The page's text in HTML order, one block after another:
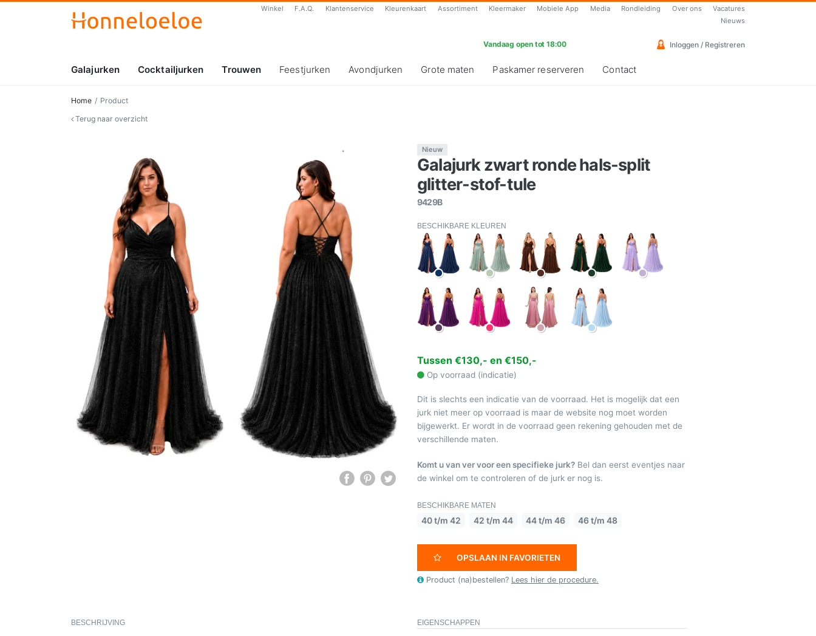
Winkel F.A.Q. Klantenservice Kleurenkaart Assortiment Kleermaker Mobiele App Media Rondleiding Over ons
Vacatures
Nieuws
Vandaag open tot 18:00 Inloggen / Registreren
Galajurken Cocktailjurken Trouwen Feestjurken Avondjurken Grote maten Paskamer reserveren Contact
Home
Product
Terug naar overzicht
Nieuw
Galajurk zwart ronde hals-split
glitter-stof-tule
9429B
BESCHIKBARE KLEUREN
Tussen €130,- en €150,-
Op voorraad (indicatie)
Dit is slechts een indicatie van de voorraad. Het is mogelijk dat een
jurk niet meer op voorraad is maar de website nog moet worden
bijgewerkt. Er wordt in de voorraad geen rekening gehouden met de
verschillende maten.
Komt u van ver voor een specifieke jurk? Bel dan eerst eventjes naar
de winkel om te controleren of de jurk er nog is.
BESCHIKBARE MATEN
40 t/m 42 42 t/m 44 44 t/m 46 46 t/m 48
OPSLAAN IN FAVORIETEN
Product (na)bestellen? Lees hier de procedure.
BESCHRIJVING EIGENSCHAPPEN